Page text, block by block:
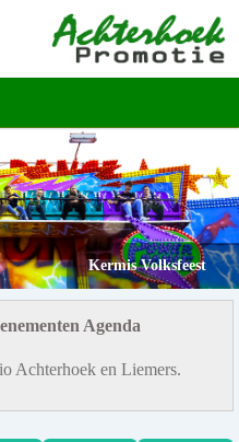
Kermis Volksfeest
Agenda
Achterhoek en Liemers.